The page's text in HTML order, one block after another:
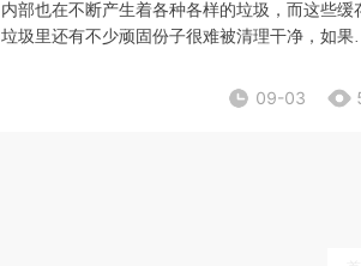
内部也在不断产生着各种各样的垃圾，而这些缓
垃圾里还有不少顽固份子很难被清理干净，如果
09-03